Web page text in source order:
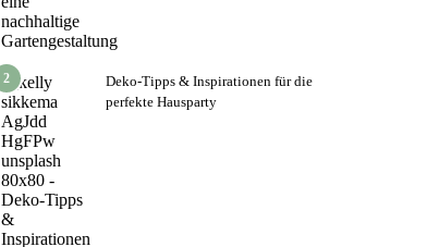
2
Deko-Tipps & Inspirationen für die
perfekte Hausparty